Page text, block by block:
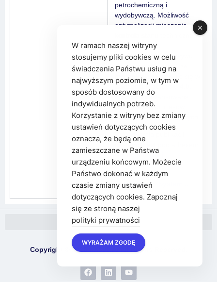
petrochemiczną i
wydobywczą. Możliwość
optymalizacji mieszania,
kontrola stanu technicznego
instalacji oraz
monitorowanie przepływu
surowców sprawiają, że
technologia ta wpisuje się w
założenia Przemysłu 4.0,
oferując zaawansowane
wsparcie dla procesów
decyzyjnych i operacyjnych.
Pełna wersja publikacji
dostępna jest pod adresem:
link do publikacji
poprzedni
Wykrywanie trendów i wczesne ostrzeganie
Copyright © 2025 NX365.AI All Rights Reserved.
W ramach naszej witryny
stosujemy pliki cookies w celu
świadczenia Państwu usług na
najwyższym poziomie, w tym w
sposób dostosowany do
indywidualnych potrzeb.
Korzystanie z witryny bez zmiany
ustawień dotyczących cookies
oznacza, że będą one
zamieszczane w Państwa
urządzeniu końcowym. Możecie
Państwo dokonać w każdym
czasie zmiany ustawień
dotyczących cookies. Zapoznaj
się ze stroną naszej
polityki prywatności
WYRAŻAM ZGODĘ